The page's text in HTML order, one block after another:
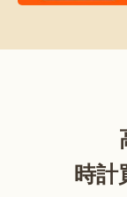
時計